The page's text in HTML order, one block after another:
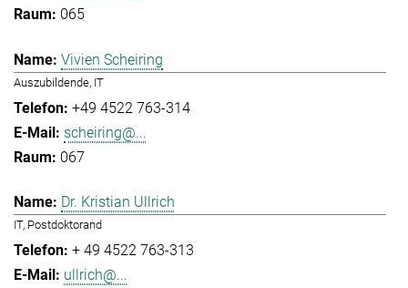
065
Vivien Scheiring
Auszubildende, IT
+49 4522 763-314
scheiring@...
067
Dr. Kristian Ullrich
IT, Postdoktorand
+ 49 4522 763-313
ullrich@...